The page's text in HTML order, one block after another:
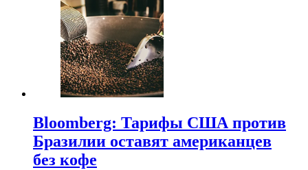
Bloomberg: Тарифы США против
Бразилии оставят американцев
без кофе